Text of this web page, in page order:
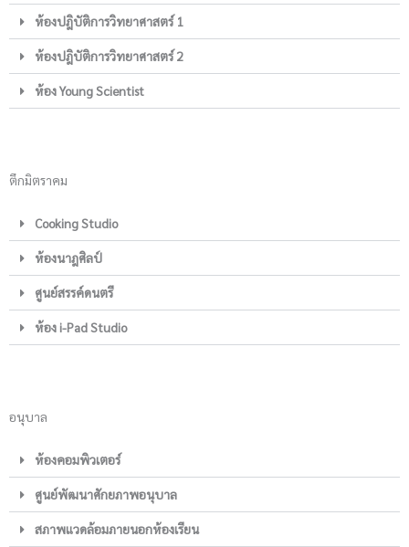
ห้องปฎิบัติการวิทยาศาสตร์ 1
ห้องปฎิบัติการวิทยาศาสตร์ 2
ห้อง Young Scientist
ตึกมิตราคม
Cooking Studio
ห้องนาฎศิลป์
ศูนย์สรรค์ดนตรี
ห้อง i-Pad Studio
อนุบาล
ห้องคอมพิวเตอร์
ศูนย์พัฒนาศักยภาพอนุบาล
สภาพแวดล้อมภายนอกห้องเรียน